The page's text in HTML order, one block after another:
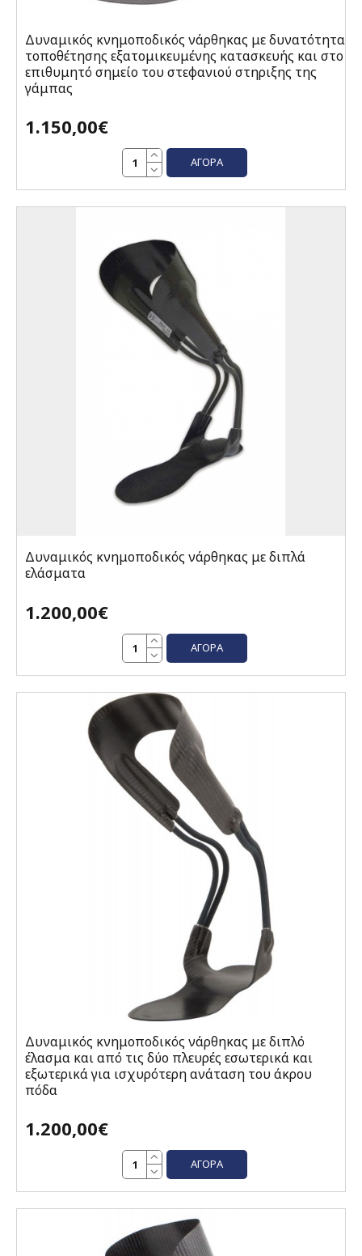
Δυναμικός κνημοποδικός νάρθηκας με δυνατότητα
τοποθέτησης εξατομικευμένης κατασκευής και στο
επιθυμητό σημείο του στεφανιού στηριξης της
γάμπας
1.150,00€
ΑΓΟΡΆ
Δυναμικός κνημοποδικός νάρθηκας με διπλά
ελάσματα
1.200,00€
ΑΓΟΡΆ
Δυναμικός κνημοποδικός νάρθηκας με διπλό
έλασμα και από τις δύο πλευρές εσωτερικά και
εξωτερικά για ισχυρότερη ανάταση του άκρου
πόδα
1.200,00€
ΑΓΟΡΆ